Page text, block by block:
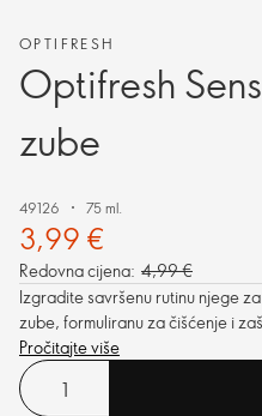
OPTIFRESH
Optifresh
zube
49126 75 ml.
3,99 €
Redovna cijena: 4,99 €
Izgradite savršenu rutinu njege
zube, formuliranu za čišćenje i
Pročitajte više